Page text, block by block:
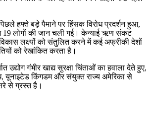
हफ्ते बड़े पैमाने पर हिंसक विरोध प्रदर्शन हुआ,
लोगों की जान चली गई। केन्याई ऋण संकट
लक्ष्यों को संतुलित करने में कई अफ्रीकी देशों
को रेखांकित करता है।
उद्योग गंभीर खाद्य सुरक्षा चिंताओं का हवाला देते हुए,
यूनाइटेड किंगडम और संयुक्त राज्य अमेरिका से
से ग्रस्त है।